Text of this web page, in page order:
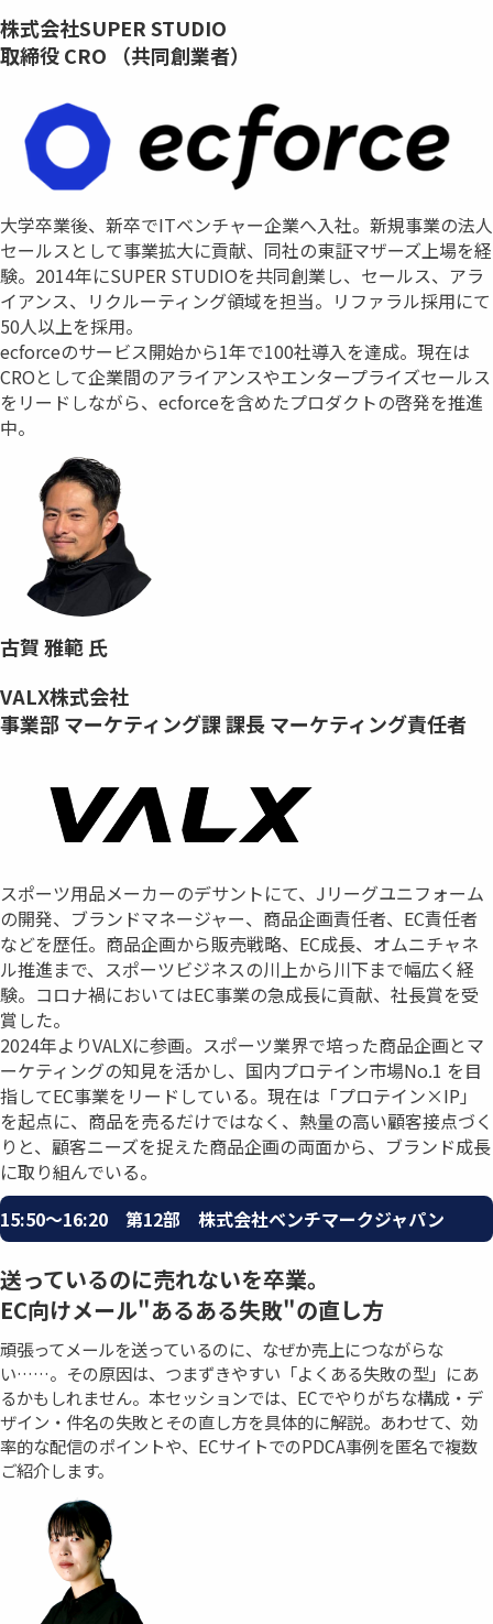
株式会社SUPER STUDIO
取締役 CRO （共同創業者）
大学卒業後、新卒でITベンチャー企業へ入社。新規事業の法人
セールスとして事業拡大に貢献、同社の東証マザーズ上場を経
験。2014年にSUPER STUDIOを共同創業し、セールス、アラ
イアンス、リクルーティング領域を担当。リファラル採用にて
50人以上を採用。
ecforceのサービス開始から1年で100社導入を達成。現在は
CROとして企業間のアライアンスやエンタープライズセールス
をリードしながら、ecforceを含めたプロダクトの啓発を推進
中。
古賀 雅範 氏
VALX株式会社
事業部 マーケティング課 課長 マーケティング責任者
スポーツ用品メーカーのデサントにて、Jリーグユニフォーム
の開発、ブランドマネージャー、商品企画責任者、EC責任者
などを歴任。商品企画から販売戦略、EC成⾧、オムニチャネ
ル推進まで、スポーツビジネスの川上から川下まで幅広く経
験。コロナ禍においてはEC事業の急成⾧に貢献、社⾧賞を受
賞した。
2024年よりVALXに参画。スポーツ業界で培った商品企画とマ
ーケティングの知見を活かし、国内プロテイン市場No.1 を目
指してEC事業をリードしている。現在は「プロテイン×IP」
を起点に、商品を売るだけではなく、熱量の高い顧客接点づく
りと、顧客ニーズを捉えた商品企画の両面から、ブランド成⾧
に取り組んでいる。
15:50〜16:20 第12部 株式会社ベンチマークジャパン
送っているのに売れないを卒業。
EC向けメール"あるある失敗"の直し方
頑張ってメールを送っているのに、なぜか売上につながらな
い……。その原因は、つまずきやすい「よくある失敗の型」にあ
るかもしれません。本セッションでは、ECでやりがちな構成・デ
ザイン・件名の失敗とその直し方を具体的に解説。あわせて、効
率的な配信のポイントや、ECサイトでのPDCA事例を匿名で複数
ご紹介します。